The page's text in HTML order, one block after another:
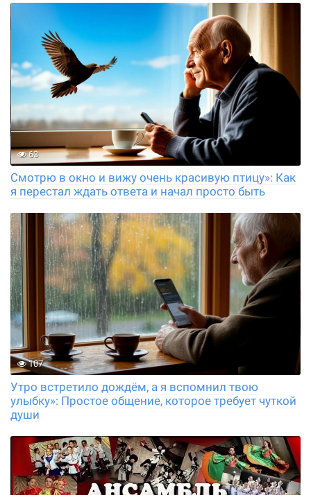
63
Смотрю в окно и вижу очень красивую птицу»: Как
я перестал ждать ответа и начал просто быть
107
Утро встретило дождём, а я вспомнил твою
улыбку»: Простое общение, которое требует чуткой
души